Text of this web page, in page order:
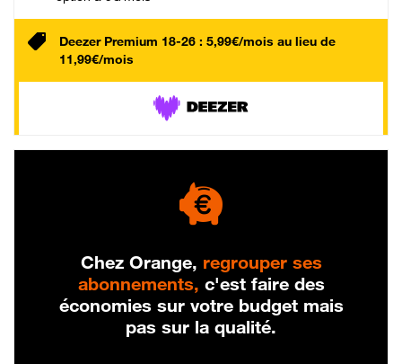
Deezer Premium 18-26 : 5,99€/mois au lieu de
11,99€/mois
Chez Orange, regrouper ses
abonnements, c'est faire des
économies sur votre budget mais
pas sur la qualité.